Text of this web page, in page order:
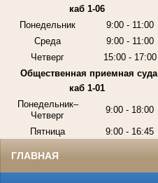
каб 1-06
Понедельник
9:00 - 11:00
Среда
9:00 - 11:00
Четверг
15:00 - 17:00
Общественная приемная суда
каб 1-01
Понедельник–
Четверг
9:00 - 18:00
Пятница 9:00 - 16:45
ГЛАВНАЯ